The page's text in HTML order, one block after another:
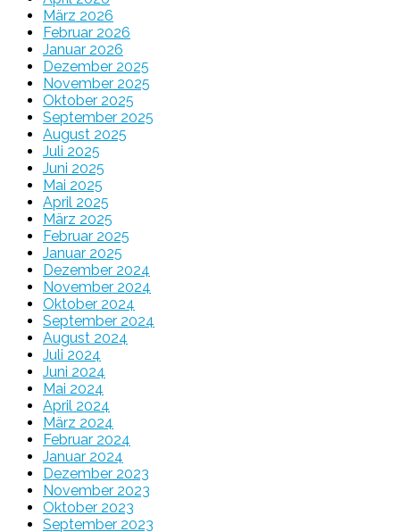
März 2026
Februar 2026
Januar 2026
Dezember 2025
November 2025
Oktober 2025
September 2025
August 2025
Juli 2025
Juni 2025
Mai 2025
April 2025
März 2025
Februar 2025
Januar 2025
Dezember 2024
November 2024
Oktober 2024
September 2024
August 2024
Juli 2024
Juni 2024
Mai 2024
April 2024
März 2024
Februar 2024
Januar 2024
Dezember 2023
November 2023
Oktober 2023
September 2023